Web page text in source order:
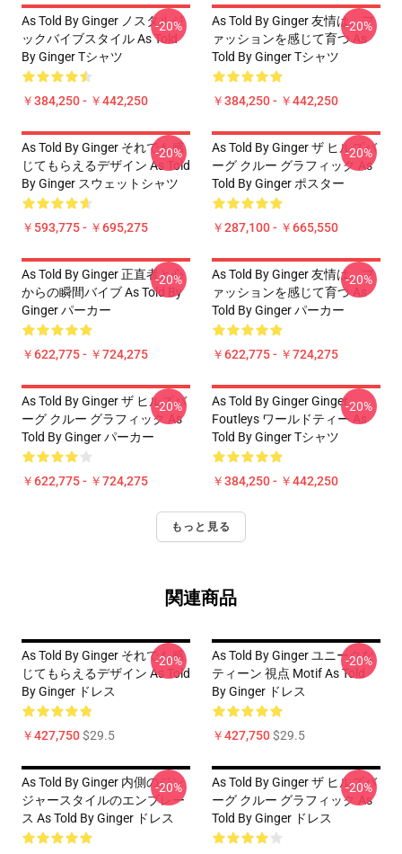
As Told By Ginger ノスタルジ
ックバイブスタイル As Told
By Ginger Tシャツ
￥384,250 - ￥442,250
-20%
As Told By Ginger 友情は、フ
ァッションを感じて育つ As
Told By Ginger Tシャツ
￥384,250 - ￥442,250
-20%
As Told By Ginger それでも感
じてもらえるデザイン As Told
By Ginger スウェットシャツ
￥593,775 - ￥695,275
-20%
As Told By Ginger ザ ヒルズバ
ーグ クルー グラフィック As
Told By Ginger ポスター
￥287,100 - ￥665,550
-20%
As Told By Ginger 正直者と心
からの瞬間バイブ As Told By
Ginger パーカー
￥622,775 - ￥724,275
-20%
As Told By Ginger 友情は、フ
ァッションを感じて育つ As
Told By Ginger パーカー
￥622,775 - ￥724,275
-20%
As Told By Ginger ザ ヒルズバ
ーグ クルー グラフィック As
Told By Ginger パーカー
￥622,775 - ￥724,275
-20%
As Told By Ginger Ginger
Foutleys ワールドティー As
Told By Ginger Tシャツ
￥384,250 - ￥442,250
-20%
もっと見る
関連商品
As Told By Ginger それでも感
じてもらえるデザイン As Told
By Ginger ドレス
￥427,750$29.5
-20%
As Told By Ginger ユニークな
ティーン 視点 Motif As Told
By Ginger ドレス
￥427,750$29.5
-20%
As Told By Ginger 内側のジン
ジャースタイルのエンブレー
ス As Told By Ginger ドレス
-20%
As Told By Ginger ザ ヒルズバ
ーグ クルー グラフィック As
Told By Ginger ドレス
-20%